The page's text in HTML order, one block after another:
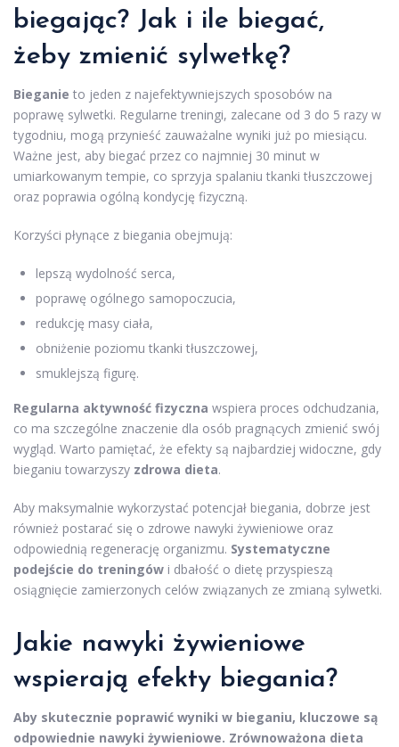
biegając? Jak i ile biegać,
żeby zmienić sylwetkę?
Bieganie to jeden z najefektywniejszych sposobów na
poprawę sylwetki. Regularne treningi, zalecane od 3 do 5 razy w
tygodniu, mogą przynieść zauważalne wyniki już po miesiącu.
Ważne jest, aby biegać przez co najmniej 30 minut w
umiarkowanym tempie, co sprzyja spalaniu tkanki tłuszczowej
oraz poprawia ogólną kondycję fizyczną.
Korzyści płynące z biegania obejmują:
lepszą wydolność serca,
poprawę ogólnego samopoczucia,
redukcję masy ciała,
obniżenie poziomu tkanki tłuszczowej,
smuklejszą figurę.
Regularna aktywność fizyczna wspiera proces odchudzania,
co ma szczególne znaczenie dla osób pragnących zmienić swój
wygląd. Warto pamiętać, że efekty są najbardziej widoczne, gdy
bieganiu towarzyszy zdrowa dieta.
Aby maksymalnie wykorzystać potencjał biegania, dobrze jest
również postarać się o zdrowe nawyki żywieniowe oraz
odpowiednią regenerację organizmu. Systematyczne
podejście do treningów i dbałość o dietę przyspieszą
osiągnięcie zamierzonych celów związanych ze zmianą sylwetki.
Jakie nawyki żywieniowe
wspierają efekty biegania?
Aby skutecznie poprawić wyniki w bieganiu, kluczowe są
odpowiednie nawyki żywieniowe. Zrównoważona dieta